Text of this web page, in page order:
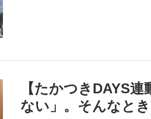
【たかつきDAYS
ない」。そんなと